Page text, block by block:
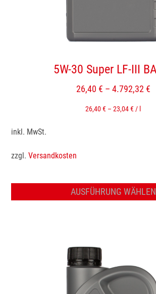
5W-30 Super LF-III
26,40 € – 4.792,32€
26,40€ – 23,04€/
inkl. MwSt.
zzgl.Versandkosten
AUSFÜHRUNG WÄHLEN